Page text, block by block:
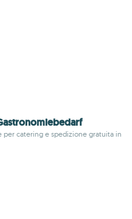
per catering e spedizione gratuita in